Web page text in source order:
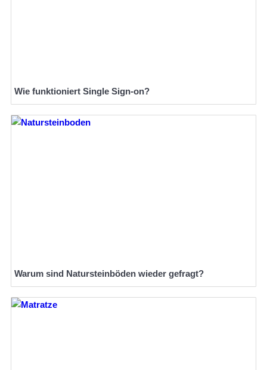
Wie funktioniert Single Sign-on?
Warum sind Natursteinböden wieder gefragt?